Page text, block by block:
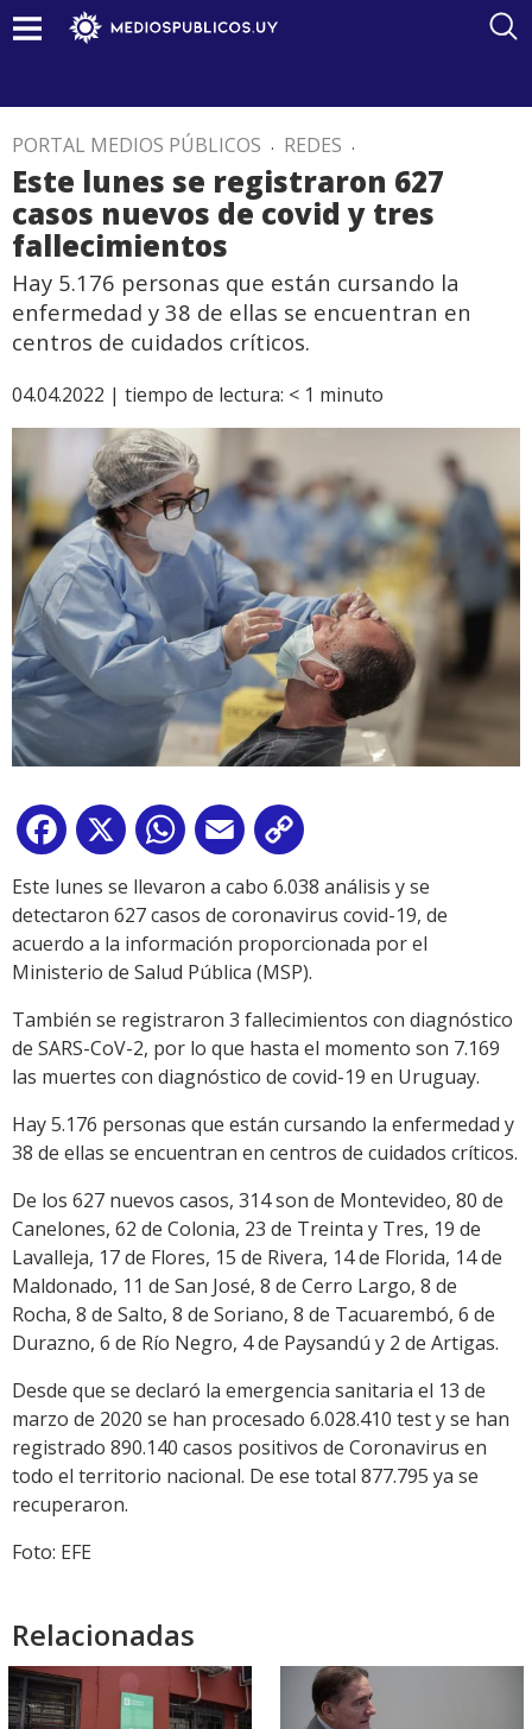
PORTAL MEDIOS PÚBLICOS . REDES .
Este lunes se registraron 627
casos nuevos de covid y tres
fallecimientos
Hay 5.176 personas que están cursando la
enfermedad y 38 de ellas se encuentran en
centros de cuidados críticos.
04.04.2022 | tiempo de lectura: < 1 minuto
Facebook
X WhatsApp
Email
Link
Este lunes se llevaron a cabo 6.038 análisis y se
detectaron 627 casos de coronavirus covid-19, de
acuerdo a la información proporcionada por el
Ministerio de Salud Pública (MSP).
También se registraron 3 fallecimientos con diagnóstico
de SARS-CoV-2, por lo que hasta el momento son 7.169
las muertes con diagnóstico de covid-19 en Uruguay.
Hay 5.176 personas que están cursando la enfermedad y
38 de ellas se encuentran en centros de cuidados críticos.
De los 627 nuevos casos, 314 son de Montevideo, 80 de
Canelones, 62 de Colonia, 23 de Treinta y Tres, 19 de
Lavalleja, 17 de Flores, 15 de Rivera, 14 de Florida, 14 de
Maldonado, 11 de San José, 8 de Cerro Largo, 8 de
Rocha, 8 de Salto, 8 de Soriano, 8 de Tacuarembó, 6 de
Durazno, 6 de Río Negro, 4 de Paysandú y 2 de Artigas.
Desde que se declaró la emergencia sanitaria el 13 de
marzo de 2020 se han procesado 6.028.410 test y se han
registrado 890.140 casos positivos de Coronavirus en
todo el territorio nacional. De ese total 877.795 ya se
recuperaron.
Foto: EFE
Relacionadas